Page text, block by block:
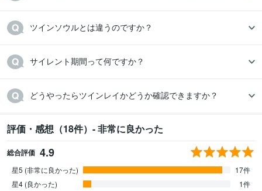
ツインソウルとは違うのですか？
サイレント期間って何ですか？
どうやったらツインレイかどうか確認できますか？
評価・感想（18件）- 非常に良かった
総合評価 4.9
星5 (非常に良かった)
17件
星4 (良かった)
1件